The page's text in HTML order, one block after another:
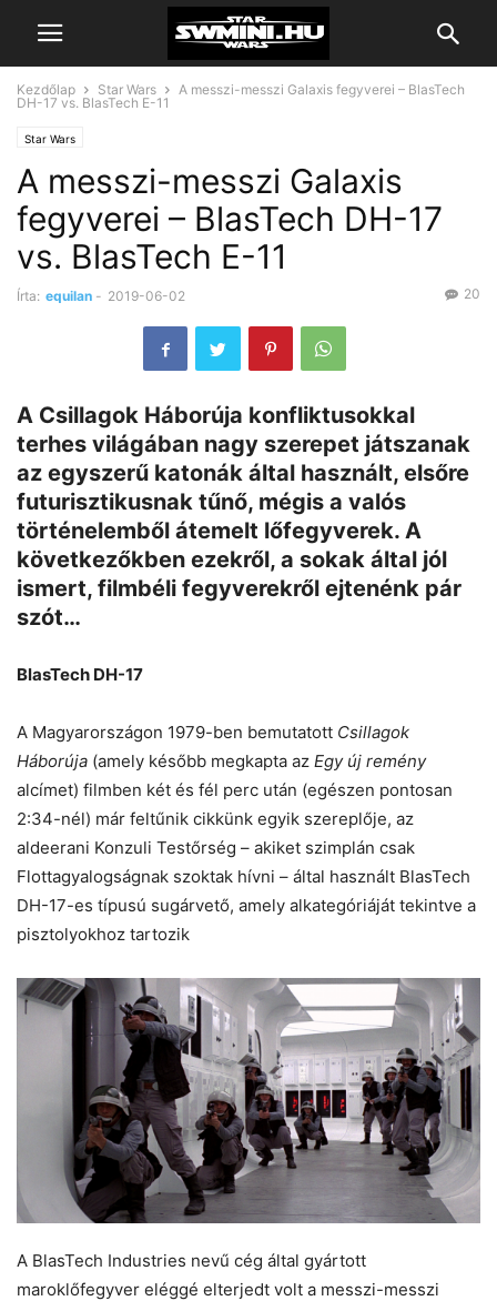
Kezdőlap Star Wars
A messzi-messzi Galaxis fegyverei – BlasTech
DH-17 vs. BlasTech E-11
Star Wars
A messzi-messzi Galaxis
fegyverei – BlasTech DH-17
vs. BlasTech E-11
Írta: equilan - 2019-06-02 20
A Csillagok Háborúja konfliktusokkal
terhes világában nagy szerepet játszanak
az egyszerű katonák által használt, elsőre
futurisztikusnak tűnő, mégis a valós
történelemből átemelt lőfegyverek. A
következőkben ezekről, a sokak által jól
ismert, filmbéli fegyverekről ejtenénk pár
szót…
BlasTech DH-17
A Magyarországon 1979-ben bemutatott Csillagok
Háborúja (amely később megkapta az Egy új remény
alcímet) filmben két és fél perc után (egészen pontosan
2:34-nél) már feltűnik cikkünk egyik szereplője, az
aldeerani Konzuli Testőrség – akiket szimplán csak
Flottagyalogságnak szoktak hívni – által használt BlasTech
DH-17-es típusú sugárvető, amely alkategóriáját tekintve a
pisztolyokhoz tartozik
A BlasTech Industries nevű cég által gyártott
maroklőfegyver eléggé elterjedt volt a messzi-messzi